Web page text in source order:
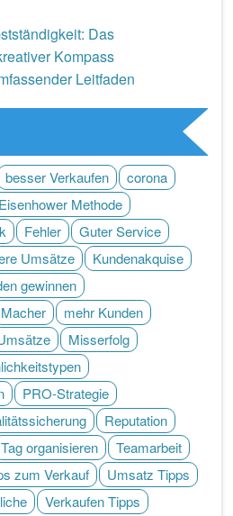
Das
Kompass
Leitfaden
besser Verkaufen
corona
Eisenhower Methode
Fehler
Guter Service
Umsätze
Kundenakquise
gewinnen
Macher
mehr Kunden
Misserfolg
PRO-Strategie
Reputation
Tag organisieren
Teamarbeit
zum Verkauf
Umsatz Tipps
Verkaufen Tipps